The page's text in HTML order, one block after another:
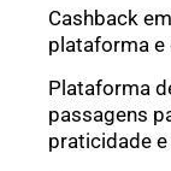
Cashback
plataforma e
Plataforma
passagens
praticidade